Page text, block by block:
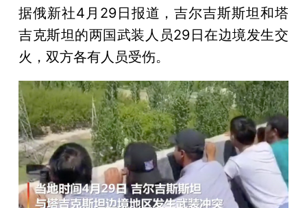
据俄新社4月29日报道，吉尔吉斯斯坦和塔
吉克斯坦的两国武装人员29日在边境发生交
火，双方各有人员受伤。